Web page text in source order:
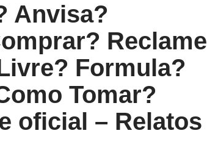
Anvisa?
Reclame
Formula?
Tomar?
oficial – Relatos